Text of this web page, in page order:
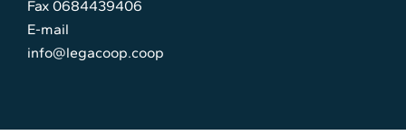
Fax 0684439406
E-mail
info@legacoop.coop